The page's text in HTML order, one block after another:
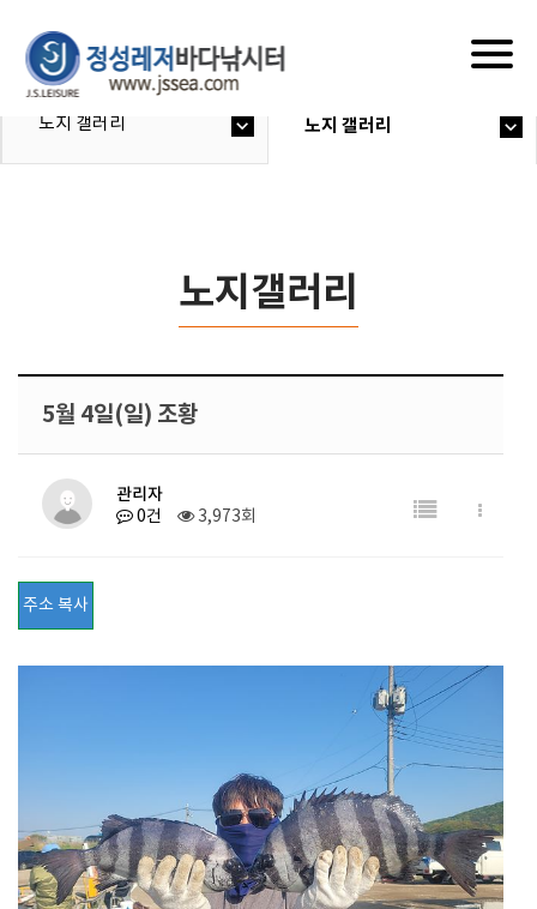
노지 갤러리 노지 갤러리
노지갤러리
5월 4일(일) 조황
관리자
0건 3,973회
주소 복사